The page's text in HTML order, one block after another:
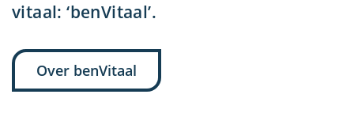
vitaal: ‘benVitaal’.
Over benVitaal